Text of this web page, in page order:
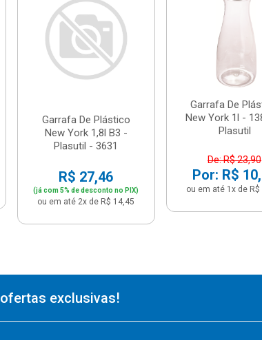
Garrafa De Plástico
New York 1,8l B3 -
Plasutil - 3631
R$ 27,46
(já com 5% de desconto no PIX)
ou em até 2x de R$ 14,45
Garrafa De
New York 1l -
Plasutil
De: R$ 23,90
Por: R$
ou em até 1x de R$
exclusivas!